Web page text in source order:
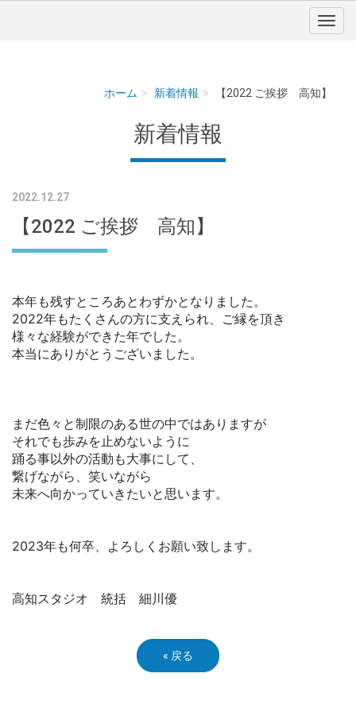
ホーム 新着情報 【2022 ご挨拶 高知】
新着情報
2022.12.27
【2022 ご挨拶 高知】
本年も残すところあとわずかとなりました。
2022年もたくさんの方に支えられ、ご縁を頂き
様々な経験ができた年でした。
本当にありがとうございました。
まだ色々と制限のある世の中ではありますが
それでも歩みを止めないように
踊る事以外の活動も大事にして、
繋げながら、笑いながら
未来へ向かっていきたいと思います。
2023年も何卒、よろしくお願い致します。
高知スタジオ 統括 細川優
« 戻る